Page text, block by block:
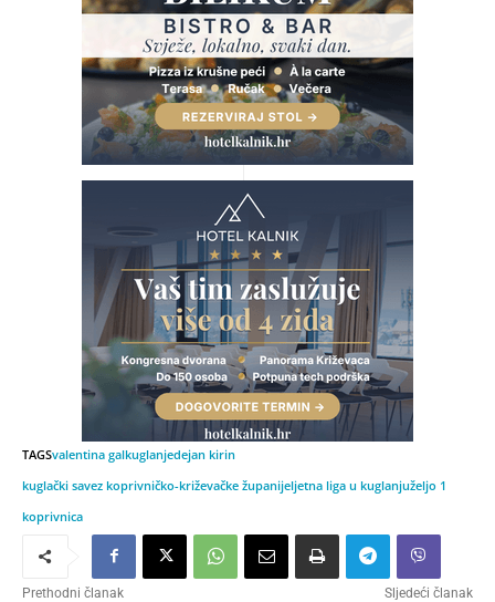
TAGSvalentina galkuglanjedejan kirin
kuglački savez koprivničko-križevačke županijeljetna liga u kuglanjuželjo 1
koprivnica
Prethodni članak Sljedeći članak